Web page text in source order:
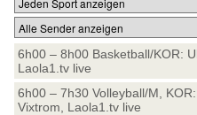
6h00 – 8h00 Basketball/KOR:
Laola1.tv live
6h00 – 7h30 Volleyball/M,
Vixtrom, Laola1.tv live